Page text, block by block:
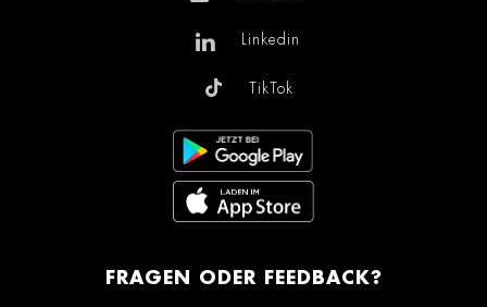
Linkedin
TikTok
FRAGEN ODER FEEDBACK?